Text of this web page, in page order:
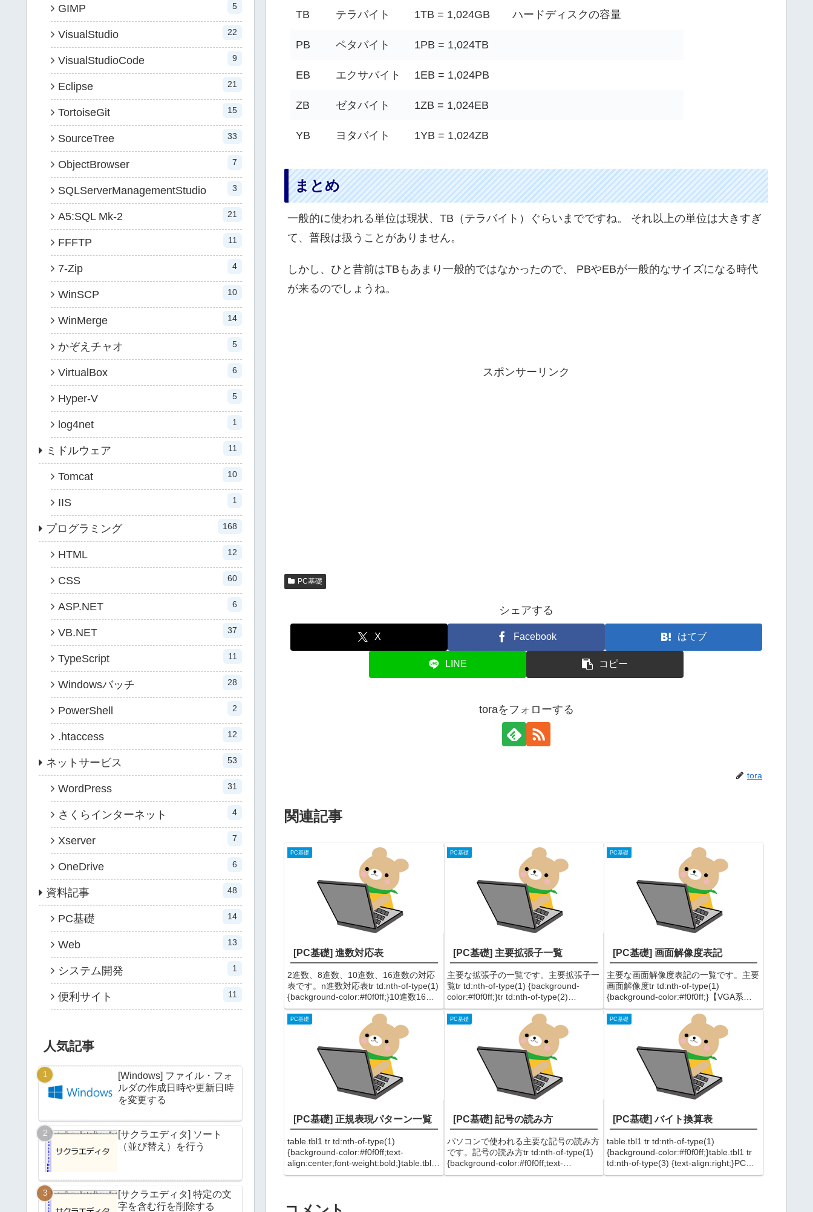
TB テラバイト 1TB = 1,024GB ハードディスクの容量
PB ペタバイト 1PB = 1,024TB
EB エクサバイト 1EB = 1,024PB
ZB ゼタバイト 1ZB = 1,024EB
YB ヨタバイト 1YB = 1,024ZB
まとめ
一般的に使われる単位は現状、TB（テラバイト）ぐらいまでですね。 それ以上の単位は大きすぎ
て、普段は扱うことがありません。
しかし、ひと昔前はTBもあまり一般的ではなかったので、 PBやEBが一般的なサイズになる時代
が来るのでしょうね。
スポンサーリンク
PC基礎
シェアする
X Facebook はてブ
LINE コピー
toraをフォローする
tora
関連記事
PC基礎
[PC基礎] 進数対応表
2進数、8進数、10進数、16進数の対応
表です。n進数対応表tr td:nth-of-type(1)
{background-color:#f0f0ff;}10進数16進
数2進数8進数
0000111122102331134410045510...
PC基礎
[PC基礎] 主要拡張子一覧
主要な拡張子の一覧です。主要拡張子一
覧tr td:nth-of-type(1) {background-
color:#f0f0ff;}tr td:nth-of-type(2)
{background-color:#fffff0;text-a...
PC基礎
[PC基礎] 画面解像度表記
主要な画面解像度表記の一覧です。主要
画面解像度tr td:nth-of-type(1)
{background-color:#f0f0ff;}【VGA系
（Video Graphics Array）】呼称解像度
比率画素数VGA640 x 4...
PC基礎
[PC基礎] 正規表現パターン一覧
table.tbl1 tr td:nth-of-type(1)
{background-color:#f0f0ff;text-
align:center;font-weight:bold;}table.tbl2
tr td:nth-of-ty...
PC基礎
[PC基礎] 記号の読み方
パソコンで使われる主要な記号の読み方
です。記号の読み方tr td:nth-of-type(1)
{background-color:#f0f0ff;text-
align:center;}記号よみ!びっくりマー
PC基礎
[PC基礎] バイト換算表
table.tbl1 tr td:nth-of-type(1)
{background-color:#f0f0ff;}table.tbl1 tr
td:nth-of-type(3) {text-align:right;}PC単
位とバイト換算...
GIMP 5
VisualStudio 22
VisualStudioCode 9
Eclipse 21
TortoiseGit 15
SourceTree 33
ObjectBrowser 7
SQLServerManagementStudio 3
A5:SQL Mk-2 21
FFFTP 11
7-Zip 4
WinSCP 10
WinMerge 14
かぞえチャオ 5
VirtualBox 6
Hyper-V 5
log4net 1
ミドルウェア 11
Tomcat 10
IIS 1
プログラミング 168
HTML 12
CSS 60
ASP.NET 6
VB.NET 37
TypeScript 11
Windowsバッチ 28
PowerShell 2
.htaccess 12
ネットサービス 53
WordPress 31
さくらインターネット 4
Xserver 7
OneDrive 6
資料記事 48
PC基礎 14
Web 13
システム開発 1
便利サイト 11
人気記事
[Windows] ファイル・フォ
ルダの作成日時や更新日時
を変更する
[サクラエディタ] ソート
（並び替え）を行う
[サクラエディタ] 特定の文
字を含む行を削除する